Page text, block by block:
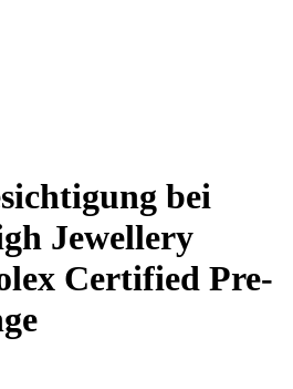
bei
Jewellery
Certified Pre-